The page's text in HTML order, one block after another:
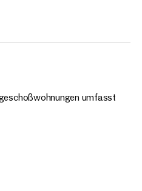
in idealer Citylage
Grundrissen, großzügigen
Die Penthäuser sind
und verfügen über
nur viel Licht in die Räume,
Blick auf die Stadt, die sich
oder im Abendrot
umfasst